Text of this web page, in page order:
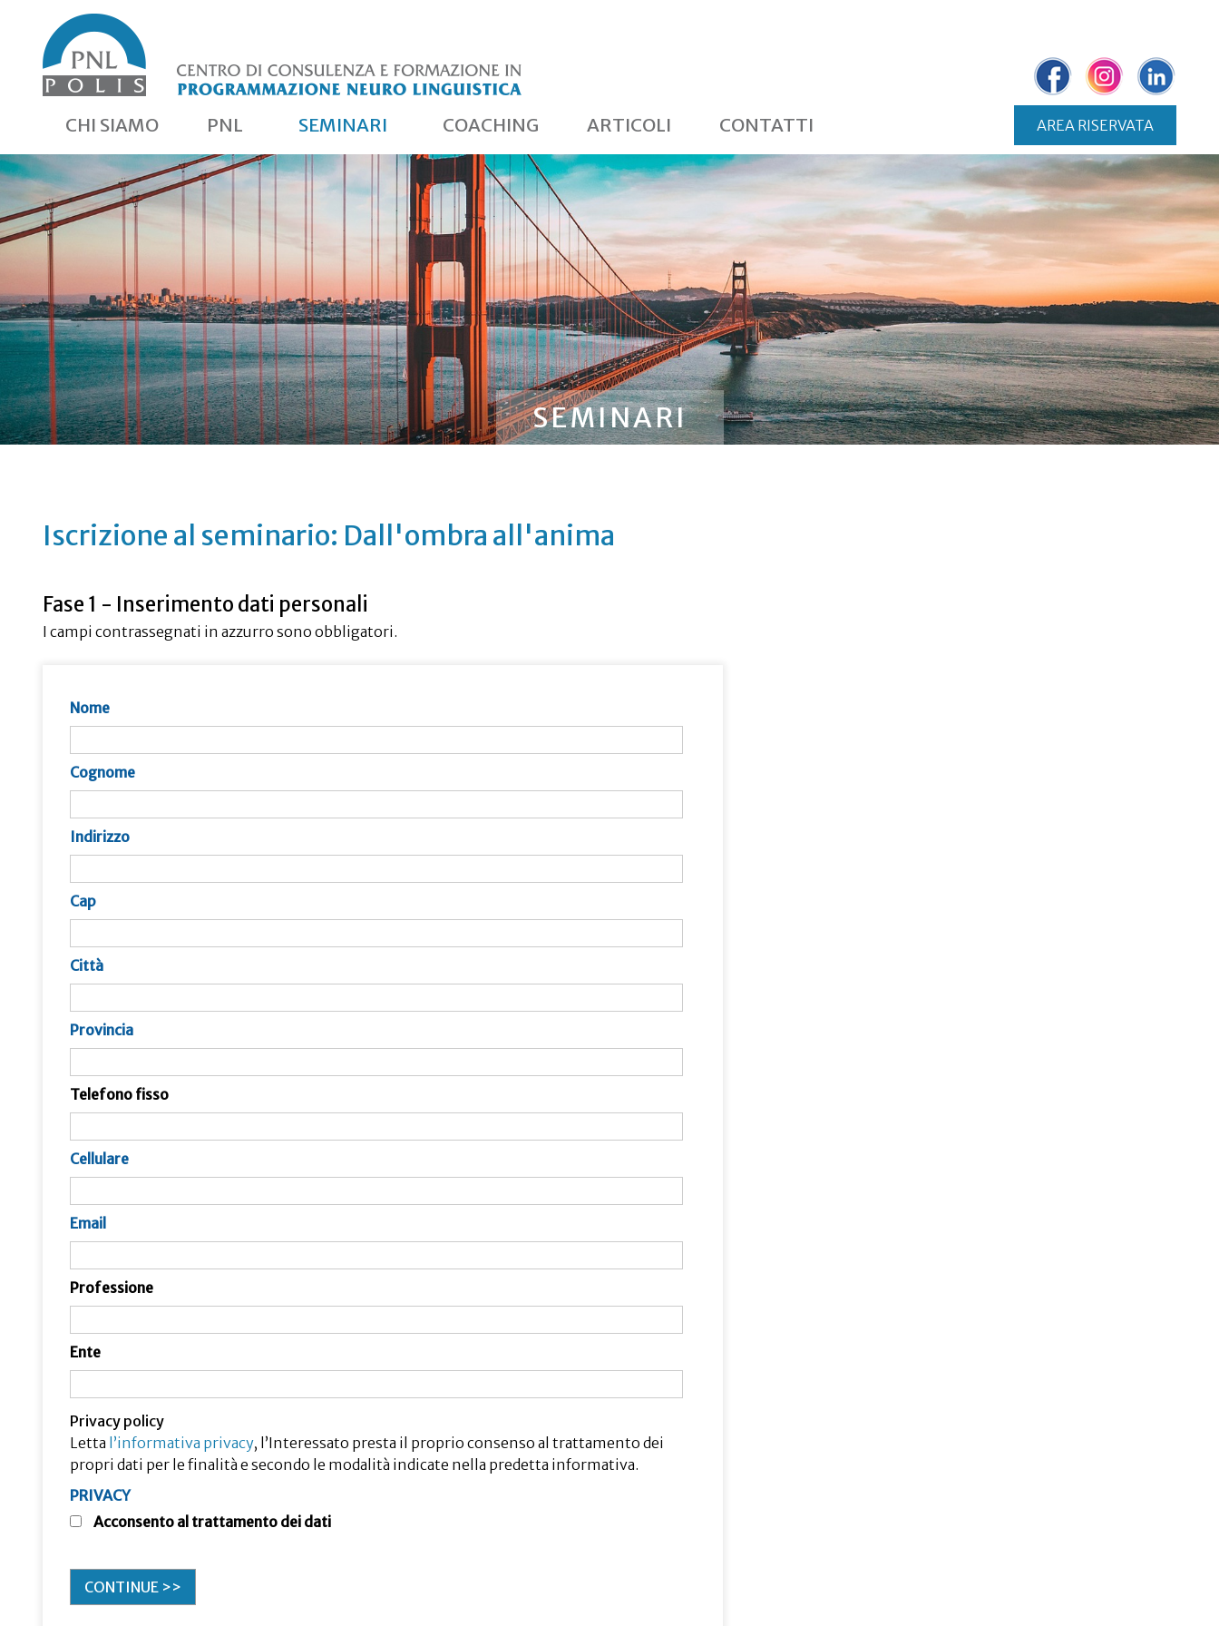
CHI SIAMO PNL SEMINARI COACHING ARTICOLI CONTATTI AREA RISERVATA
SEMINARI
Iscrizione al seminario: Dall'ombra all'anima
Fase 1 - Inserimento dati personali
I campi contrassegnati in azzurro sono obbligatori.
Nome
Cognome
Indirizzo
Cap
Città
Provincia
Telefono fisso
Cellulare
Email
Professione
Ente
Privacy policy
Letta l’informativa privacy, l’Interessato presta il proprio consenso al trattamento dei
propri dati per le finalità e secondo le modalità indicate nella predetta informativa.
PRIVACY
Acconsento al trattamento dei dati
CONTINUE >>